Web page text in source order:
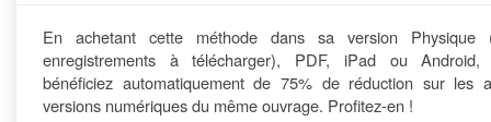
En achetant cette méthode dans sa version Physique
enregistrements à télécharger), PDF, iPad ou Android,
bénéficiez automatiquement de 75% de réduction sur les
versions numériques du même ouvrage. Profitez-en !